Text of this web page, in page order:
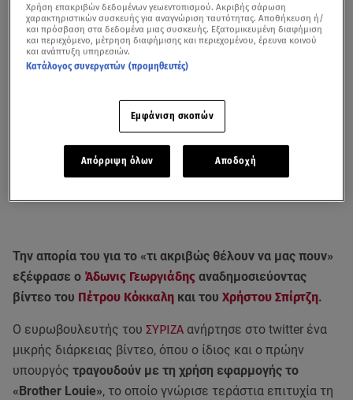
Την απορία του για το «τι ακριβώς θέλουν να μας πουν»
εξέφρασε ο Άδωνις Γεωργιάδης αναδημοσιεύοντας
βίντεο του Πέτρου Κόκκαλη και του Χρήστου Σπίρτζη.
Ο ευρωβουλευτής του ΣΥΡΙΖΑ ανήρτησε στο twitter ένα
μικρής διάρκειας βίντεο, όπου ο ίδιος και ο πρώην
υπουργός τραγουδούν με τη χρήση εφαρμογής το
«Brother Louie», το οποίο γνώρισε τεράστια επιτυχία τη
Χρήση επακριβών δεδομένων γεωεντοπισμού. Ακριβής σάρωση
χαρακτηριστικών συσκευής για αναγνώριση ταυτότητας. Αποθήκευση ή/
και πρόσβαση στα δεδομένα μιας συσκευής. Εξατομικευμένη διαφήμιση
και περιεχόμενο, μέτρηση διαφήμισης και περιεχομένου, έρευνα κοινού
και ανάπτυξη υπηρεσιών.
Κατάλογος συνεργατών (προμηθευτές)
Εμφάνιση σκοπών
Απόρριψη όλων Αποδοχή